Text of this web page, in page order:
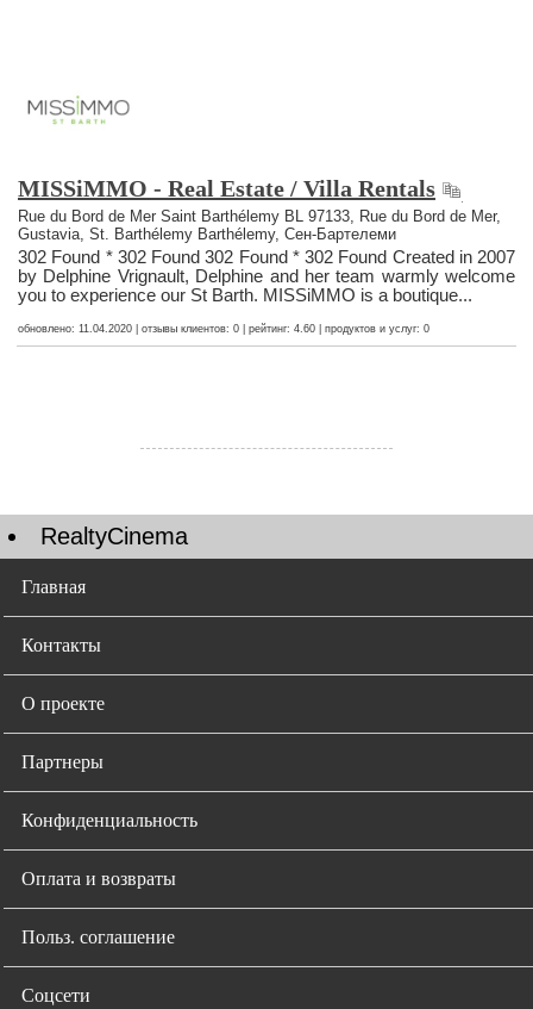
MISSiMMO - Real Estate / Villa Rentals
Rue du Bord de Mer Saint Barthélemy BL 97133, Rue du Bord de Mer,
Gustavia, St. Barthélemy Barthélemy, Сен-Бартелеми
302 Found * 302 Found 302 Found * 302 Found Created in 2007
by Delphine Vrignault, Delphine and her team warmly welcome
you to experience our St Barth. MISSiMMO is a boutique...
обновлено: 11.04.2020 | отзывы клиентов: 0 | рейтинг: 4.60 | продуктов и услуг: 0
RealtyCinema
Главная
Контакты
О проекте
Партнеры
Конфиденциальность
Оплата и возвраты
Польз. соглашение
Соцсети